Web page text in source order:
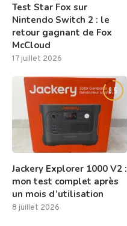
Test Star Fox sur
Nintendo Switch 2 : le
retour gagnant de Fox
McCloud
17 juillet 2026
8.5
Jackery Explorer 1000 V2 :
mon test complet après
un mois d’utilisation
8 juillet 2026